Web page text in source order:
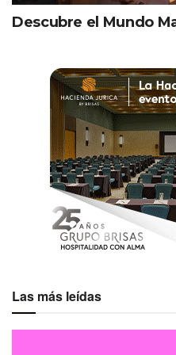
Casa Lucila Mazatlán
otro One (en el
Mar de sabores
Mazatlán también es un
local, basada en mariscos
atractivos. Una parada
cautiva al comensal más
como el ceviche de sierra,
camarones al coco y el
Descubre el Mundo
Las más leídas